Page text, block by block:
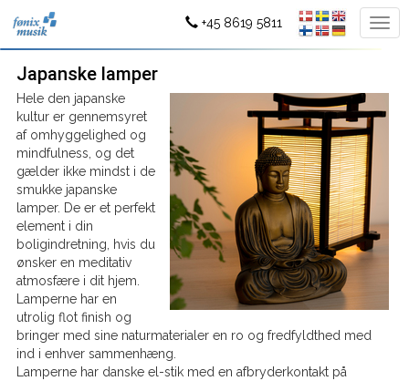
+45 8619 5811
Japanske lamper
Hele den japanske
kultur er gennemsyret
af omhyggelighed og
mindfulness, og det
gælder ikke mindst i de
smukke japanske
lamper. De er et perfekt
element i din
boligindretning, hvis du
ønsker en meditativ
atmosfære i dit hjem.
Lamperne har en
utrolig flot finish og
bringer med sine naturmaterialer en ro og fredfyldthed med
ind i enhver sammenhæng.
Lamperne har danske el-stik med en afbryderkontakt på